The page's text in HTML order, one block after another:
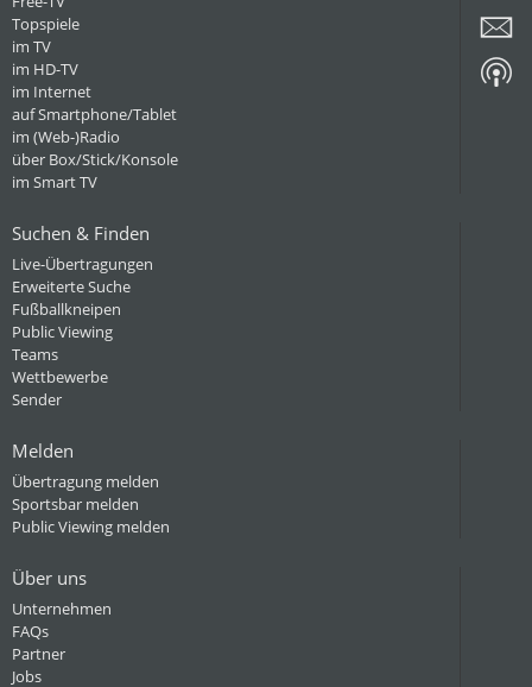
Topspiele
im TV
im HD-TV
im Internet
auf Smartphone/Tablet
im (Web-)Radio
über Box/Stick/Konsole
im Smart TV
Suchen & Finden
Live-Übertragungen
Erweiterte Suche
Fußballkneipen
Public Viewing
Teams
Wettbewerbe
Sender
Melden
Übertragung melden
Sportsbar melden
Public Viewing melden
Über uns
Unternehmen
FAQs
Partner
Jobs